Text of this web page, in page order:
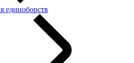
единоборств